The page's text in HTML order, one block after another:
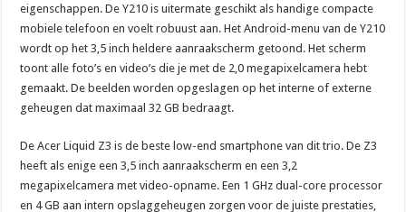
eigenschappen. De Y210 is uitermate geschikt als handige compacte
mobiele telefoon en voelt robuust aan. Het Android-menu van de Y210
wordt op het 3,5 inch heldere aanraakscherm getoond. Het scherm
toont alle foto’s en video’s die je met de 2,0 megapixelcamera hebt
gemaakt. De beelden worden opgeslagen op het interne of externe
geheugen dat maximaal 32 GB bedraagt.
De Acer Liquid Z3 is de beste low-end smartphone van dit trio. De Z3
heeft als enige een 3,5 inch aanraakscherm en een 3,2
megapixelcamera met video-opname. Een 1 GHz dual-core processor
en 4 GB aan intern opslaggeheugen zorgen voor de juiste prestaties,